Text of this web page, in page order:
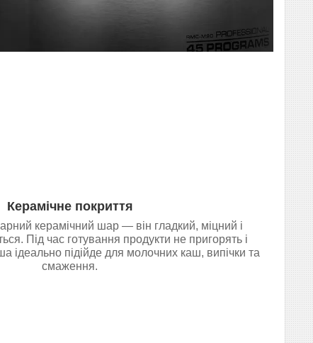
Керамічне покриття
керамічний шар — він гладкий, міцний і
Під час готування продукти не пригорять і
ідеально підійде для молочних каш, випічки та
смаження.